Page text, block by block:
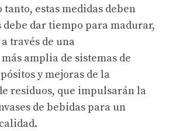
estas medidas deben
debe dar tiempo para madurar,
través de una
amplia de sistemas de
y mejoras de la
residuos, que impulsarán la
de bebidas para un